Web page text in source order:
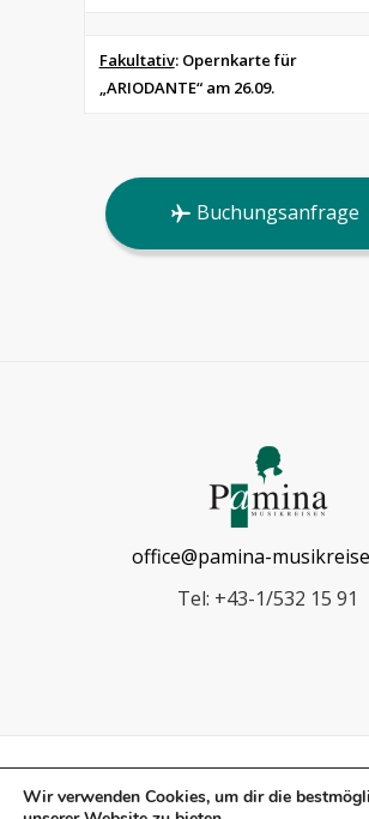
Fakultativ: Opernkarte für
„ARIODANTE“ am 26.09.
Buchungsanfrage
office@pamina-
Tel: +43-1/532 15 91
Wir verwenden Cookies, um dir die